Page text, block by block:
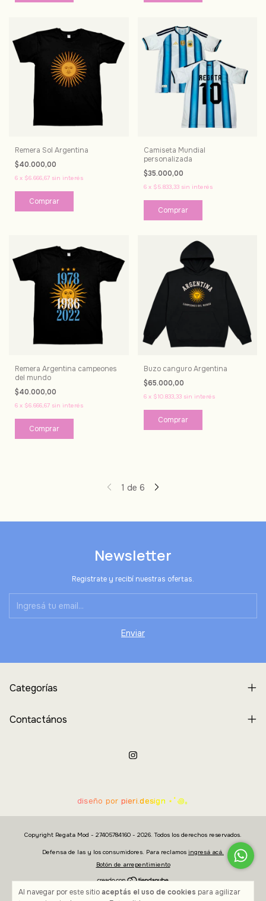
Al navegar por este sitioaceptás el uso de cookies para agilizar
Remera Sol Argentina
$40.000,00
6 x $6.666,67 sin interés
Comprar
Camiseta Mundial
personalizada
$35.000,00
6 x $5.833,33 sin interés
Comprar
Remera Argentina campeones
del mundo
$40.000,00
6 x $6.666,67 sin interés
Comprar
Buzo canguro Argentina
$65.000,00
6 x $10.833,33 sin interés
Comprar
1 de 6
Newsletter
Registrate y recibí nuestras ofertas.
Categorías
Contactános
diseño por pieri.design ⋆˚꩜｡
Copyright Regata Mod - 27405784160 - 2026. Todos los derechos reservados.
Defensa de las y los consumidores. Para reclamos ingresá acá.
Botón de arrepentimiento